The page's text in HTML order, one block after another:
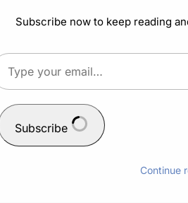
vil?
vide, hvad du egentlig
medføre, at du
og privat.
Subscribe now to keep reading
Subscribe
Continue